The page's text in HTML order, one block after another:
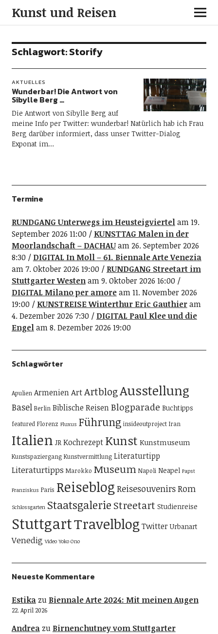
Kunst und Reisen
Schlagwort:Storify
AKTUELLES
Wunderbar! Die Antwort von
Sibylle Berg …
Die Antwort von Sibylle Berg auf
meine Info per Twitter: wunderbar! Natürlich hab ich Frau
Berg darüber informiert, dass unser Twitter-Dialog
Exponat im…
Termine
RUNDGANG Unterwegs im Heusteigviertelam 19.
September 2026 11:00
KUNSTTAG Malen in der
Moorlandschaft – DACHAUam 26. September 2026
8:30
DIGITAL In Moll – 61. Biennale Arte Venezia
am 7. Oktober 2026 19:00
RUNDGANG Streetart im
Stuttgarter Westenam 9. Oktober 2026 16:00
DIGITAL Milano per amoream 11. November 2026
19:00
KUNSTREISE Winterthur Eric Gauthieram
4. Dezember 2026 7:30
DIGITAL Paul Klee und die
Engelam 8. Dezember 2026 19:00
Schlagwörter
Apulien ArmenienArtArtblogAusstellung
Basel Berlin Biblische ReisenBlogparade Buchtipps
featured Florenz Fluxus Führung insideoutproject Iran
Italien JR Kochrezept Kunst Kunstmuseum
Kunstspaziergang Kunstvermittlung Literaturtipp
Literaturtipps Marokko Museum Napoli Neapel Papst
Franziskus Paris Reiseblog ReisesouvenirsRom
Schlossgarten Staatsgalerie Streetart Studienreise
StuttgartTravelblog Twitter Urbanart
Venedig Video Yoko Ono
Neueste Kommentare
Estikazu Biennale Arte 2024: Mit meinen Augen
22. April 2026
Andreazu Birnenchutney vom Stuttgarter